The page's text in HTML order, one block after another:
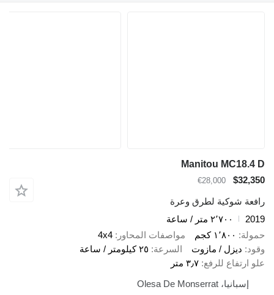
Manitou MC18.4 D
$32,350
€28,000
رافعة شوكية لطرق وعرة
2019
٢٬٧٠٠ متر / ساعة
حمولة
١٬٨٠٠ كجم مواصفات المحاور
4x4
وقود ديزل / مازوت السرعة ٢٥ كيلومتر / ساعة
علو ارتفاع للرفع ٣٫٧ متر
إسبانيا، Olesa De Monserrat